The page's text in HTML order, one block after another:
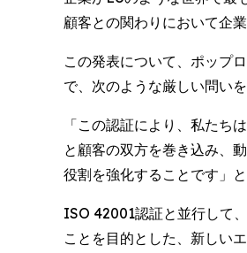
顧客との関わりにおいて企
この発表について、ポップ
で、次のような厳しい問い
「この認証により、私たち
と顧客の双方を巻き込み、
役割を強化することです」
ISO 42001認証と並行して
ことを目的とした、新しい